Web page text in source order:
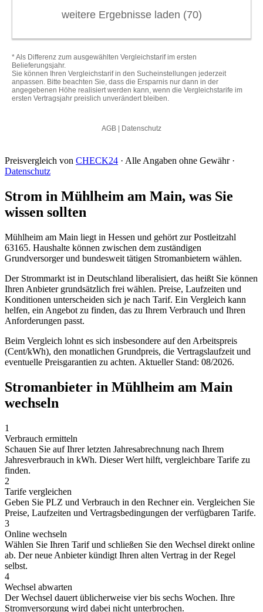
Preisvergleich von CHECK24 · Alle Angaben ohne Gewähr ·
Datenschutz
Strom in Mühlheim am Main, was Sie
wissen sollten
Mühlheim am Main liegt in Hessen und gehört zur Postleitzahl
63165. Haushalte können zwischen dem zuständigen
Grundversorger und bundesweit tätigen Stromanbietern wählen.
Der Strommarkt ist in Deutschland liberalisiert, das heißt Sie können
Ihren Anbieter grundsätzlich frei wählen. Preise, Laufzeiten und
Konditionen unterscheiden sich je nach Tarif. Ein Vergleich kann
helfen, ein Angebot zu finden, das zu Ihrem Verbrauch und Ihren
Anforderungen passt.
Beim Vergleich lohnt es sich insbesondere auf den Arbeitspreis
(Cent/kWh), den monatlichen Grundpreis, die Vertragslaufzeit und
eventuelle Preisgarantien zu achten. Aktueller Stand: 08/2026.
Stromanbieter in Mühlheim am Main
wechseln
1
Verbrauch ermitteln
Schauen Sie auf Ihrer letzten Jahresabrechnung nach Ihrem
Jahresverbrauch in kWh. Dieser Wert hilft, vergleichbare Tarife zu
finden.
2
Tarife vergleichen
Geben Sie PLZ und Verbrauch in den Rechner ein. Vergleichen Sie
Preise, Laufzeiten und Vertragsbedingungen der verfügbaren Tarife.
3
Online wechseln
Wählen Sie Ihren Tarif und schließen Sie den Wechsel direkt online
ab. Der neue Anbieter kündigt Ihren alten Vertrag in der Regel
selbst.
4
Wechsel abwarten
Der Wechsel dauert üblicherweise vier bis sechs Wochen. Ihre
Stromversorgung wird dabei nicht unterbrochen.